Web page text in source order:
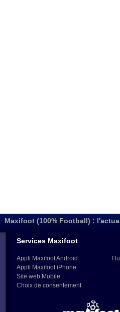
Maxifoot (100% Football) :
Services Maxifoot
Appli Maxifoot Android
Appli Maxifoot iPhone
Site web Mobile
Choix de consentement